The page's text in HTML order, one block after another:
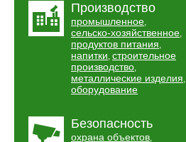
Производство
промышленное,
сельско-хозяйственное,
продуктов питания,
напитки, строительное
производство,
металлические изделия,
оборудование
Безопасность
охрана объектов,